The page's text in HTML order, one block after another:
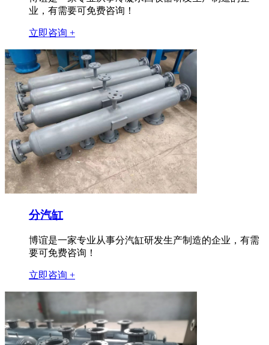
业，有需要可免费咨询！
立即咨询 +
分汽缸
博谊是一家专业从事分汽缸研发生产制造的企业，有需
要可免费咨询！
立即咨询 +